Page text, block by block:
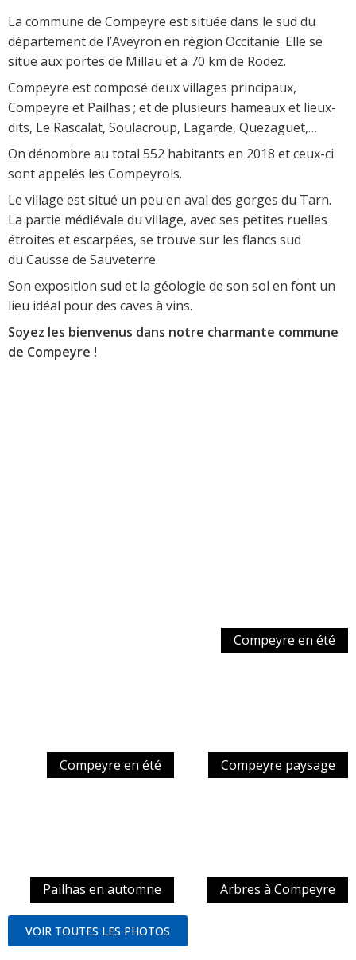
La commune de Compeyre est située dans le sud du
département de l’Aveyron en région Occitanie. Elle se
situe aux portes de Millau et à 70 km de Rodez.
Compeyre est composé deux villages principaux,
Compeyre et Pailhas ; et de plusieurs hameaux et lieux-
dits, Le Rascalat, Soulacroup, Lagarde, Quezaguet,…
On dénombre au total 552 habitants en 2018 et ceux-ci
sont appelés les Compeyrols.
Le village est situé un peu en aval des gorges du Tarn.
La partie médiévale du village, avec ses petites ruelles
étroites et escarpées, se trouve sur les flancs sud
du Causse de Sauveterre.
Son exposition sud et la géologie de son sol en font un
lieu idéal pour des caves à vins.
Soyez les bienvenus dans notre charmante commune
de Compeyre !
Compeyre en été
Compeyre en été Compeyre paysage
Pailhas en automne Arbres à Compeyre
VOIR TOUTES LES PHOTOS